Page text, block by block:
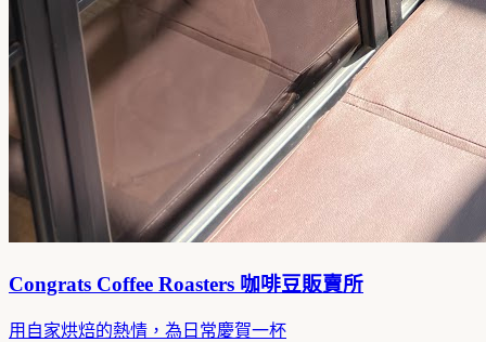
Congrats Coffee Roasters 咖啡豆販賣所
用自家烘焙的熱情，為日常慶賀一杯